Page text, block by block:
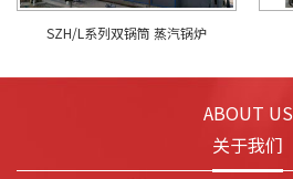
SZH/L系列双锅筒 蒸汽锅炉
ABOUT US
关于我们